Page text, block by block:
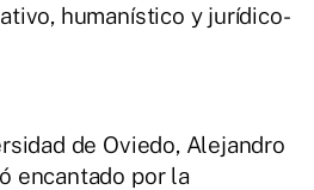
humanístico y jurídico-
de Oviedo, Alejandro
encantado por la